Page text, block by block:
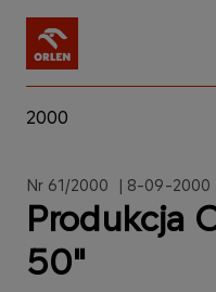
2000
Nr 61/2000 | 8-09-2000
Produkcja
50"